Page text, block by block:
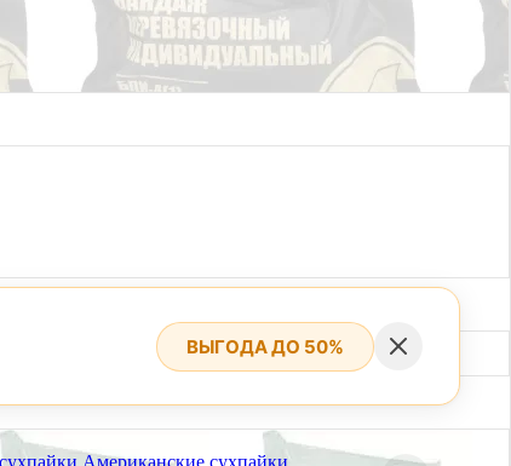
Американские сухпайки
ВЫГОДА ДО 50%